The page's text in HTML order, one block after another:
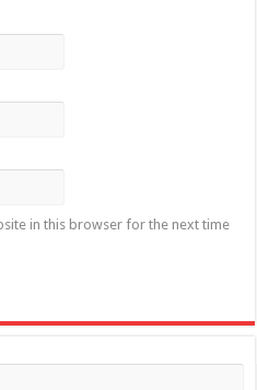
in this browser for the next time